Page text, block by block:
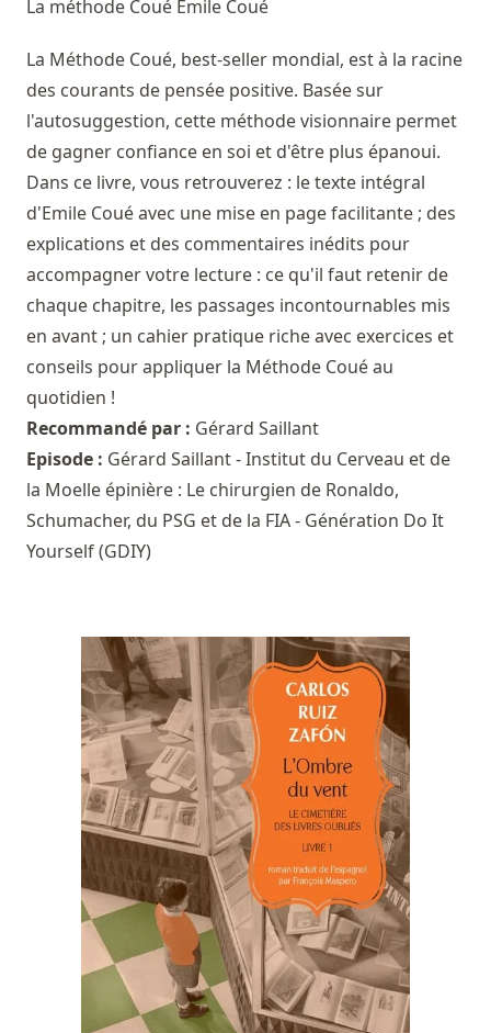
La méthode Coué Emile Coué
La Méthode Coué, best-seller mondial, est à la racine
des courants de pensée positive. Basée sur
l'autosuggestion, cette méthode visionnaire permet
de gagner confiance en soi et d'être plus épanoui.
Dans ce livre, vous retrouverez : le texte intégral
d'Emile Coué avec une mise en page facilitante ; des
explications et des commentaires inédits pour
accompagner votre lecture : ce qu'il faut retenir de
chaque chapitre, les passages incontournables mis
en avant ; un cahier pratique riche avec exercices et
conseils pour appliquer la Méthode Coué au
quotidien !
Recommandé par : Gérard Saillant
Episode : Gérard Saillant - Institut du Cerveau et de
la Moelle épinière : Le chirurgien de Ronaldo,
Schumacher, du PSG et de la FIA - Génération Do It
Yourself (GDIY)